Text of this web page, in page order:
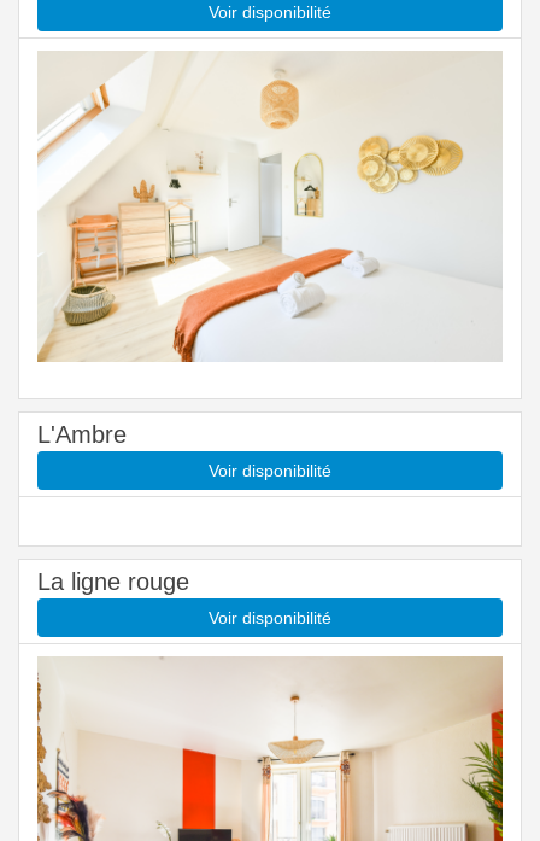
Voir disponibilité
L'Ambre
Voir disponibilité
La ligne rouge
Voir disponibilité